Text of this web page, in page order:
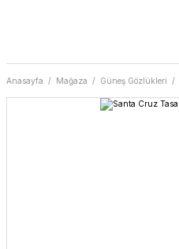
Anasayfa Mağaza Güneş Gözlükleri